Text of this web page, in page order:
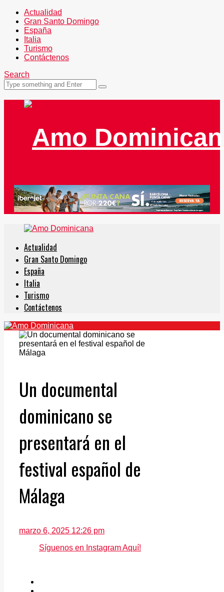
Actualidad
Gran Santo Domingo
España
Italia
Turismo
Contáctenos
Search
Actualidad
Gran Santo Domingo
España
Italia
Turismo
Contáctenos
Un documental
dominicano se
presentará en el
festival español de
Málaga
marzo 6, 2025 12:26 pm
Síguenos en Instagram Aquí!